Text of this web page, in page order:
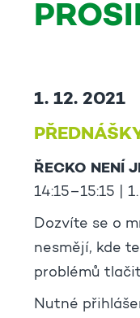
1. 12. 2021
ŘECKO NENÍ
14:15–15:15 |
Dozvíte se o
nesmějí, kde
problémů
Nutné